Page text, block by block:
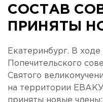
СОСТАВ
ПРИНЯТЫ
Екатеринбург. В ходе
Попечительского
Святого
на территории
приняты новые